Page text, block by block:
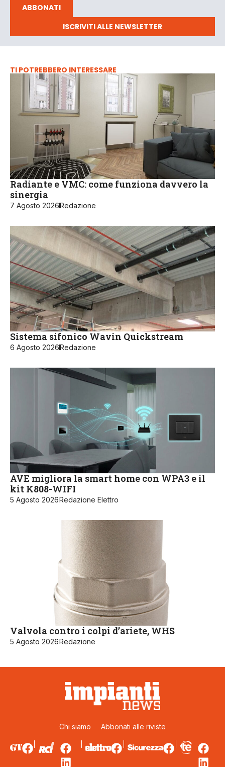
ABBONATI
ISCRIVITI ALLE NEWSLETTER
TI POTREBBERO INTERESSARE
Radiante e VMC: come funziona davvero la
sinergia
7 Agosto 2026Redazione
Sistema sifonico Wavin Quickstream
6 Agosto 2026Redazione
AVE migliora la smart home con WPA3 e il
kit K808-WIFI
5 Agosto 2026Redazione Elettro
Valvola contro i colpi d’ariete, WHS
5 Agosto 2026Redazione
Chi siamo Abbonati alle riviste